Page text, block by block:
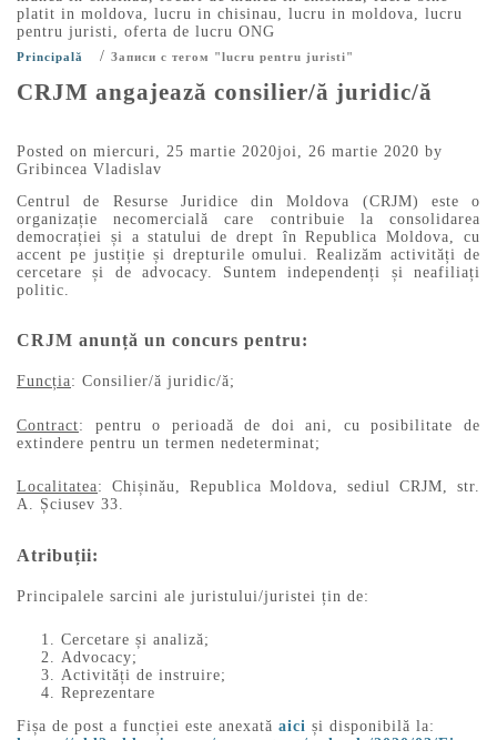
platit in moldova, lucru in chisinau, lucru in moldova, lucru
pentru juristi, oferta de lucru ONG
Principală / Записи с тегом "lucru pentru juristi"
CRJM angajează consilier/ă juridic/ă
Posted on miercuri, 25 martie 2020joi, 26 martie 2020 by
Gribincea Vladislav
Centrul de Resurse Juridice din Moldova (CRJM) este o
organizație necomercială care contribuie la consolidarea
democrației și a statului de drept în Republica Moldova, cu
accent pe justiție și drepturile omului. Realizăm activități de
cercetare și de advocacy. Suntem independenți și neafiliați
politic.
CRJM anunță un concurs pentru:
Funcția: Consilier/ă juridic/ă;
Contract: pentru o perioadă de doi ani, cu posibilitate de
extindere pentru un termen nedeterminat;
Localitatea: Chișinău, Republica Moldova, sediul CRJM, str.
A. Șciusev 33.
Atribuții:
Principalele sarcini ale juristului/juristei țin de:
Cercetare și analiză;
Advocacy;
Activități de instruire;
Reprezentare
Fișa de post a funcției este anexată aici și disponibilă la: